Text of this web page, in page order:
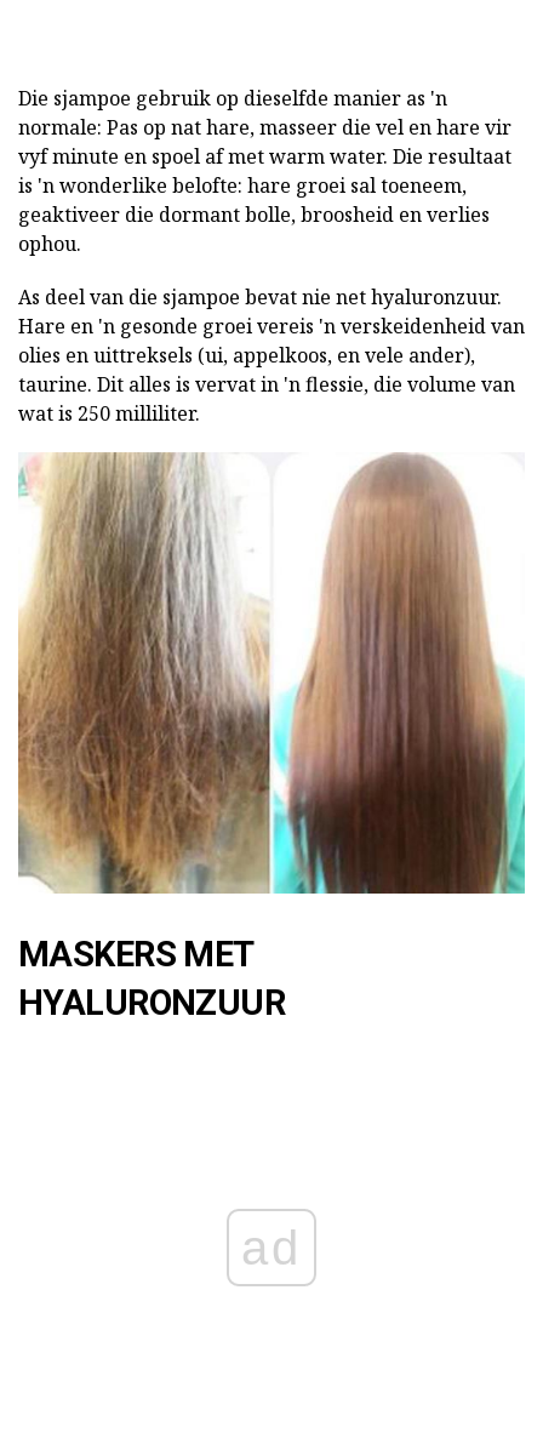
Die sjampoe gebruik op dieselfde manier as 'n
normale: Pas op nat hare, masseer die vel en hare vir
vyf minute en spoel af met warm water. Die resultaat
is 'n wonderlike belofte: hare groei sal toeneem,
geaktiveer die dormant bolle, broosheid en verlies
ophou.
As deel van die sjampoe bevat nie net hyaluronzuur.
Hare en 'n gesonde groei vereis 'n verskeidenheid van
olies en uittreksels (ui, appelkoos, en vele ander),
taurine. Dit alles is vervat in 'n flessie, die volume van
wat is 250 milliliter.
MASKERS MET
HYALURONZUUR
ad